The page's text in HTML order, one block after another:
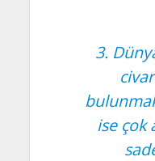
3.
ise çok